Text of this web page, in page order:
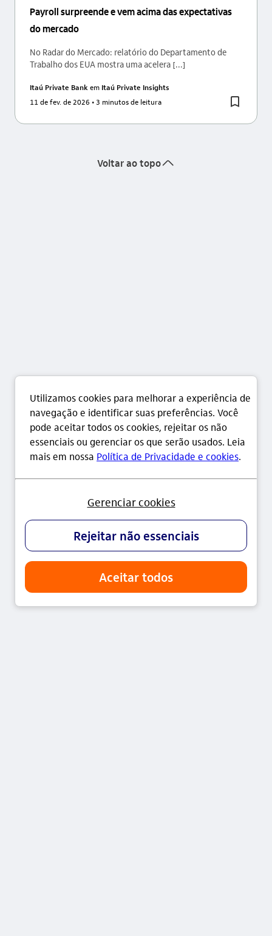
Payroll surpreende e vem acima das expectativas
do mercado
No Radar do Mercado: relatório do Departamento de
Trabalho dos EUA mostra uma acelera [...]
Itaú Private Bankem Itaú Private Insights
11 de fev. de 2026 • 3 minutos de leitura
Voltar ao toposeta_cima